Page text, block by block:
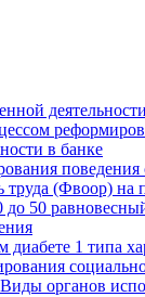
в банке
(Фвоор) на
50
1 типа
органов